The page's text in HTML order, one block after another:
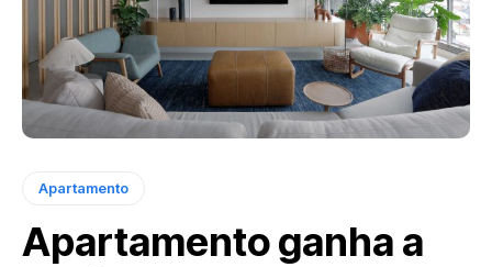
Apartamento
Apartamento ganha a